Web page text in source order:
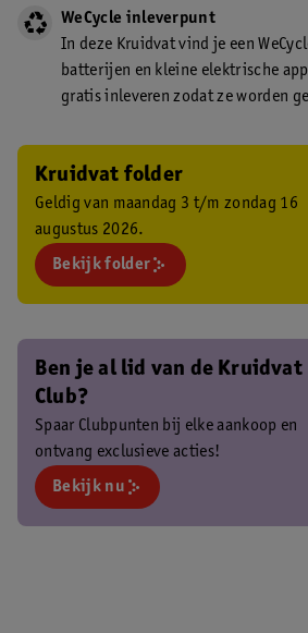
WeCycle inleverpunt
In deze Kruidvat vind je een
batterijen en kleine elektrische
gratis inleveren zodat ze worden
Kruidvat folder
Geldig van maandag 3 t/m zondag 16
augustus 2026.
Bekijk folder
Ben je al lid van de Kruidvat
Club?
Spaar Clubpunten bij elke aankoop en
ontvang exclusieve acties!
Bekijk nu